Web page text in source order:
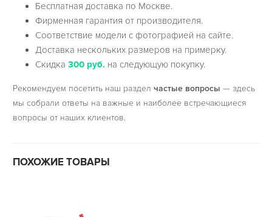
Бесплатная доставка по Москве.
Фирменная гарантия от производителя.
Соответствие модели с фотографией на сайте.
Доставка нескольких размеров на примерку.
Скидка300 руб. на следующую покупку.
Рекомендуем посетить наш раздел частые вопросы — здесь
мы собрали ответы на важные и наиболее встречающиеся
вопросы от наших клиентов.
ПОХОЖИЕ ТОВАРЫ